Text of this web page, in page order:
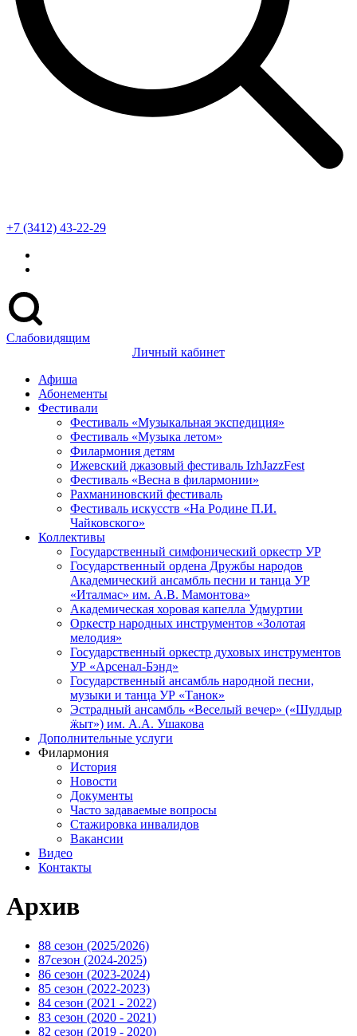
+7 (3412) 43-22-29
Слабовидящим
Личный кабинет
Афиша
Абонементы
Фестивали
Фестиваль «Музыкальная экспедиция»
Фестиваль «Музыка летом»
Филармония детям
Ижевский джазовый фестиваль IzhJazzFest
Фестиваль «Весна в филармонии»
Рахманиновский фестиваль
Фестиваль искусств «На Родине П.И.
Чайковского»
Коллективы
Государственный симфонический оркестр УР
Государственный ордена Дружбы народов
Академический ансамбль песни и танца УР
«Италмас» им. А.В. Мамонтова»
Академическая хоровая капелла Удмуртии
Оркестр народных инструментов «Золотая
мелодия»
Государственный оркестр духовых инструментов
УР «Арсенал-Бэнд»
Государственный ансамбль народной песни,
музыки и танца УР «Танок»
Эстрадный ансамбль «Веселый вечер» («Шулдыр
ӝыт») им. А.А. Ушакова
Дополнительные услуги
Филармония
История
Новости
Документы
Часто задаваемые вопросы
Стажировка инвалидов
Вакансии
Видео
Контакты
Архив
88 сезон (2025/2026)
87сезон (2024-2025)
86 сезон (2023-2024)
85 сезон (2022-2023)
84 сезон (2021 - 2022)
83 сезон (2020 - 2021)
82 сезон (2019 - 2020)